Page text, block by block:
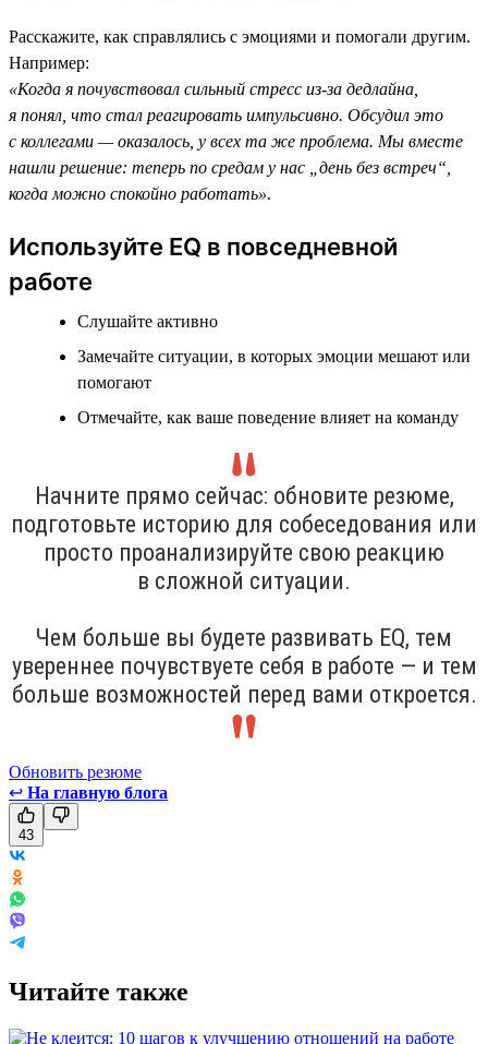
Расскажите, как справлялись с эмоциями и помогали другим.
Например:
«Когда я почувствовал сильный стресс из-за дедлайна,
я понял, что стал реагировать импульсивно. Обсудил это
с коллегами — оказалось, у всех та же проблема. Мы вместе
нашли решение: теперь по средам у нас „день без встреч“,
когда можно спокойно работать».
Используйте EQ в повседневной
работе
Слушайте активно
Замечайте ситуации, в которых эмоции мешают или
помогают
Отмечайте, как ваше поведение влияет на команду
Начните прямо сейчас: обновите резюме,
подготовьте историю для собеседования или
просто проанализируйте свою реакцию
в сложной ситуации.
Чем больше вы будете развивать EQ, тем
увереннее почувствуете себя в работе — и тем
больше возможностей перед вами откроется.
Обновить резюме
↩ На главную блога
43
Читайте также